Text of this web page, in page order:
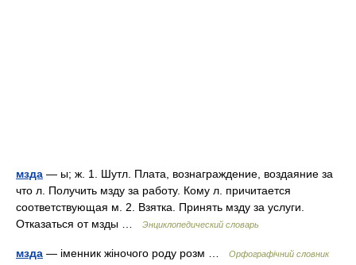
мзда — ы; ж. 1. Шутл. Плата, вознаграждение, воздаяние за
что л. Получить мзду за работу. Кому л. причитается
соответствующая м. 2. Взятка. Принять мзду за услуги.
Отказаться от мзды …
Энциклопедический словарь
мзда — іменник жіночого роду розм …
Орфографічний словник